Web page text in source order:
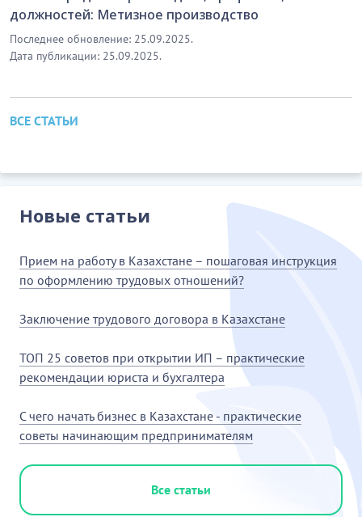
должностей: Метизное производство
Последнее обновление: 25.09.2025.
Дата публикации: 25.09.2025.
ВСЕ СТАТЬИ
Новые статьи
Прием на работу в Казахстане – пошаговая инструкция
по оформлению трудовых отношений?
Заключение трудового договора в Казахстане
ТОП 25 советов при открытии ИП – практические
рекомендации юриста и бухгалтера
С чего начать бизнес в Казахстане - практические
советы начинающим предпринимателям
Все статьи